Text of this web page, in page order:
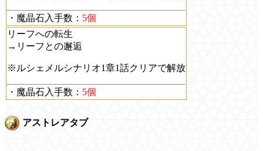
・魔晶石入手数： 5個
リーフへの転生
→リーフとの邂逅
※ルシェメルシナリオ1章1話クリアで解放
・魔晶石入手数： 5個
アストレアタブ